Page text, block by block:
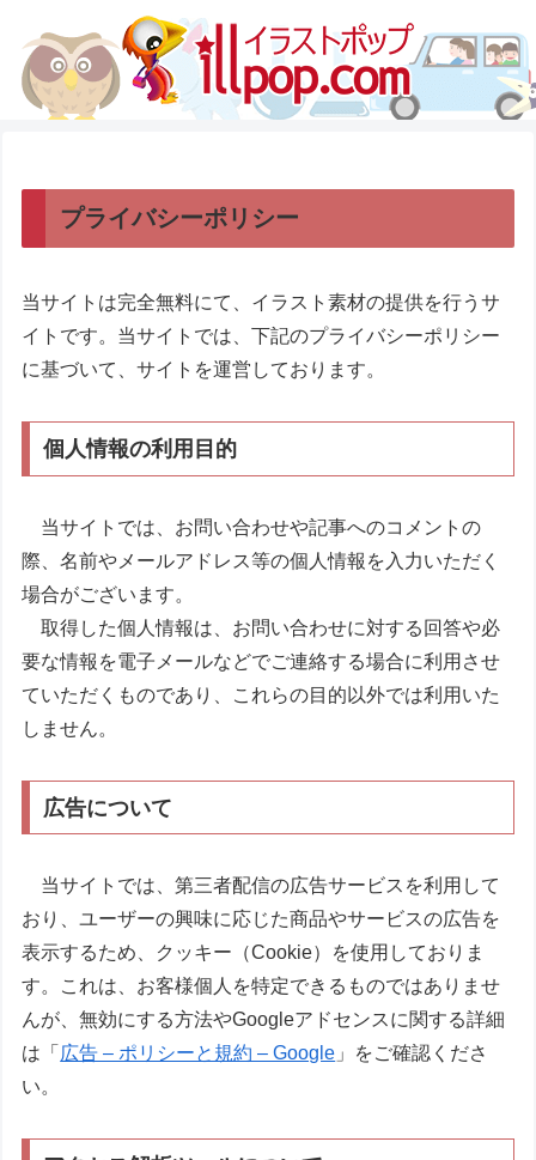
プライバシーポリシー
当サイトは完全無料にて、イラスト素材の提供を行うサ
イトです。当サイトでは、下記のプライバシーポリシー
に基づいて、サイトを運営しております。
個人情報の利用目的
当サイトでは、お問い合わせや記事へのコメントの
際、名前やメールアドレス等の個人情報を入力いただく
場合がございます。
取得した個人情報は、お問い合わせに対する回答や必
要な情報を電子メールなどでご連絡する場合に利用させ
ていただくものであり、これらの目的以外では利用いた
しません。
広告について
当サイトでは、第三者配信の広告サービスを利用して
おり、ユーザーの興味に応じた商品やサービスの広告を
表示するため、クッキー（Cookie）を使用しておりま
す。これは、お客様個人を特定できるものではありませ
んが、無効にする方法やGoogleアドセンスに関する詳細
は「 広告 – ポリシーと規約 – Google 」をご確認くださ
い。